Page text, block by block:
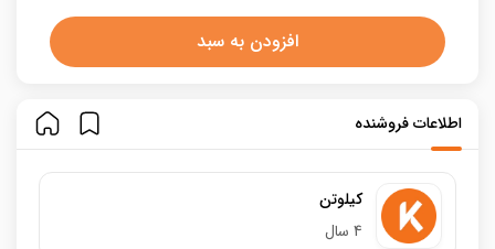
افزودن به سبد
اطلاعات فروشنده
کیلوتن
4 سال